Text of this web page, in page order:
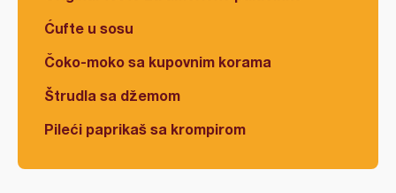
Ćufte u sosu
Čoko-moko sa kupovnim korama
Štrudla sa džemom
Pileći paprikaš sa krompirom